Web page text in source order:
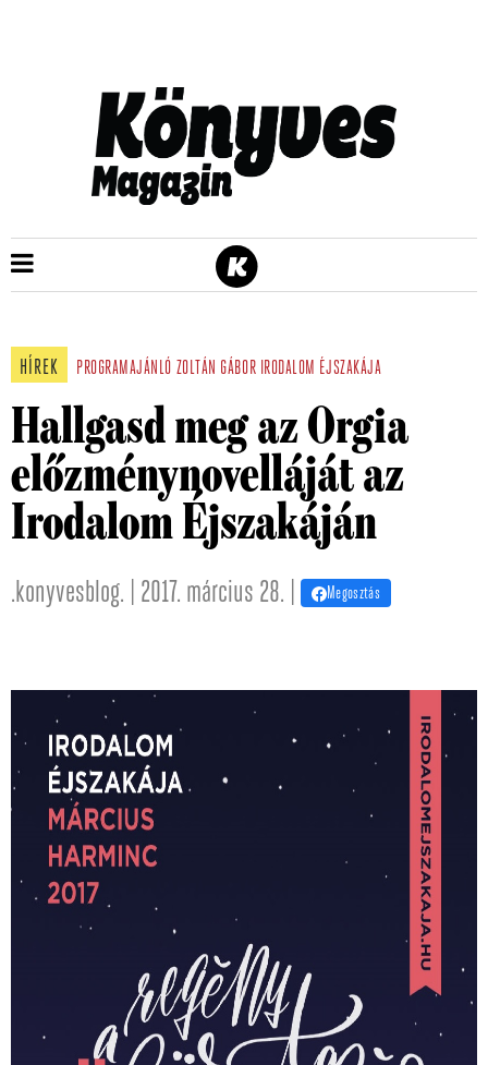
HÍREK PROGRAMAJÁNLÓ ZOLTÁN GÁBOR IRODALOM ÉJSZAKÁJA
Hallgasd meg az Orgia
előzménynovelláját az
Irodalom Éjszakáján
.konyvesblog. | 2017. március 28. | Megosztás